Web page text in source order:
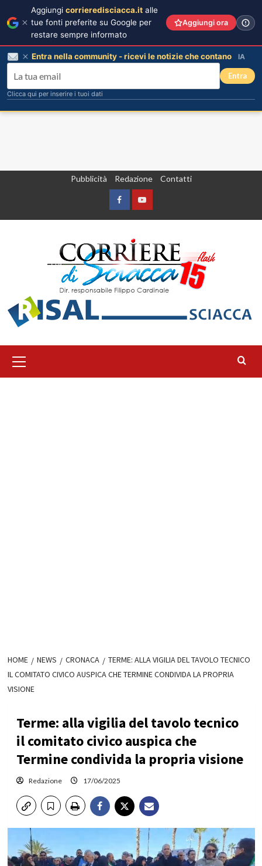
Pubblicità Redazione Contatti
FacebookYountube
principale
HOME NEWS CRONACA
TERME: ALLA VIGILIA DEL TAVOLO TECNICO
IL COMITATO CIVICO AUSPICA CHE TERMINE CONDIVIDA LA PROPRIA
VISIONE
Terme: alla vigilia del tavolo tecnico
il comitato civico auspica che
Termine condivida la propria visione
Redazione 17/06/2025
Aggiungi corrieredisciacca.it alle
tue fonti preferite su Google per
restare sempre informato
Aggiungi ora
Entra nella community - ricevi le notizie che contano IA
Entra
Clicca qui per inserire i tuoi dati